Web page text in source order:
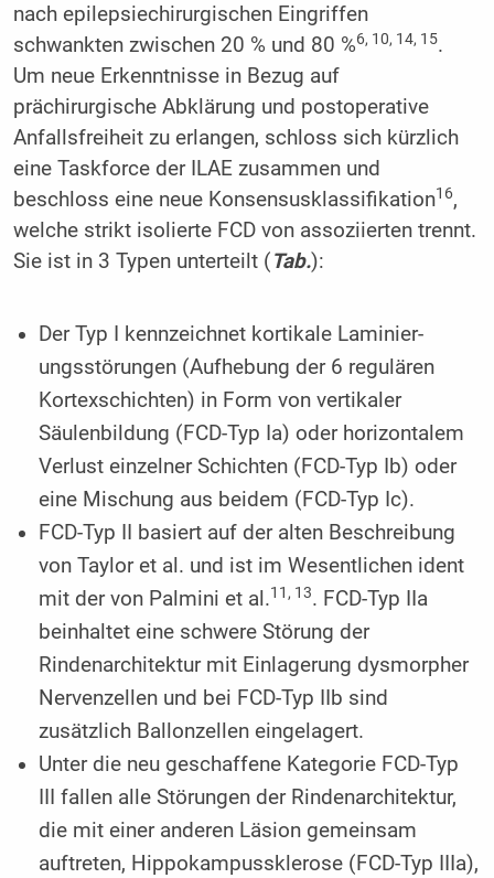
nach epilepsiechirurgischen Eingriffen
schwankten zwischen 20 % und 80 %6, 10, 14, 15.
Um neue Erkenntnisse in Bezug auf
prächirurgische Abklärung und postoperative
Anfallsfreiheit zu erlangen, schloss sich kürzlich
eine Taskforce der ILAE zusammen und
beschloss eine neue Konsensusklassifikation16,
welche strikt isolierte FCD von assoziierten trennt.
Sie ist in 3 Typen unterteilt (Tab.):
Der Typ I kennzeichnet kortikale Laminie­r­­
ungsstörungen (Aufhebung der 6 regulären
Kortexschichten) in Form von ver­tikaler
Säulenbildung (FCD-Typ Ia) oder horizon­talem
Verlust einzelner Schichten (FCD-Typ Ib) oder
eine ­Mischung aus beidem (FCD-Typ Ic).
FCD-Typ II basiert auf der alten Be­schreibung
von Taylor et al. und ist im Wesentlichen ident
mit der von Palmini et al.11, 13. FCD-Typ IIa
beinhaltet eine schwere Störung der
Rindenarchitektur mit Einlagerung dysmorpher
Nervenzellen und bei FCD-Typ IIb sind
zusätzlich Ballonzellen eingelagert.
Unter die neu geschaffene Kategorie FCD-Typ
III fallen alle Störungen der Rindenarchitektur,
die mit einer anderen Läsion gemeinsam
auftreten, Hippokampussklerose (FCD-Typ IIIa),